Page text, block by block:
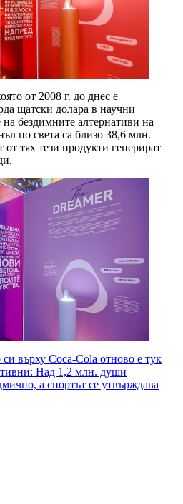
от 2008 г. до днес е
щатски долара в научни
на бездимните алтернативи на
по света са близо 38,6 млн.
тях тези продукти генерират
върху Coca-Cola отново е тук
Над 1,2 млн. души
а спортът се утвърждава